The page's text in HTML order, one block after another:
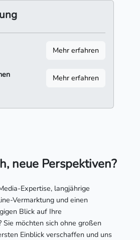
Mehr erfahren
Mehr erfahren
neue Perspektiven?
Expertise, langjährige
Vermarktung und einen
Blick auf Ihre
Sie möchten sich ohne großen
Einblick verschaffen und uns